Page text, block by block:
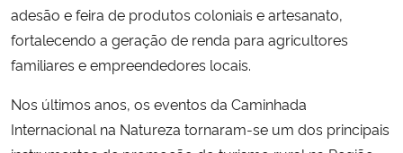
adesão e feira de produtos coloniais e artesanato,
fortalecendo a geração de renda para agricultores
familiares e empreendedores locais.
Nos últimos anos, os eventos da Caminhada
Internacional na Natureza tornaram-se um dos principais